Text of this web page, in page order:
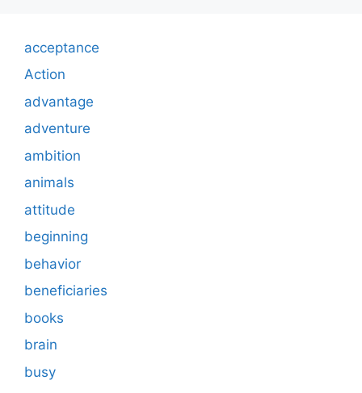
acceptance
Action
advantage
adventure
ambition
animals
attitude
beginning
behavior
beneficiaries
books
brain
busy